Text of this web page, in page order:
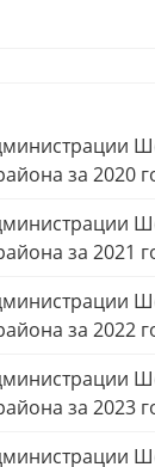
за 2020
за 2021
за 2022
за 2023